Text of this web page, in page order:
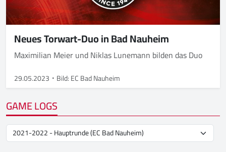
Neues Torwart-Duo in Bad Nauheim
Maximilian Meier und Niklas Lunemann bilden das Duo
29.05.2023 Bild: EC Bad Nauheim
GAME LOGS